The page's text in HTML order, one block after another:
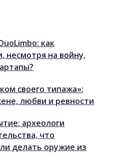
как
несмотря на войну,
своего типажа»:
любви и ревности
археологи
что
делать оружие из